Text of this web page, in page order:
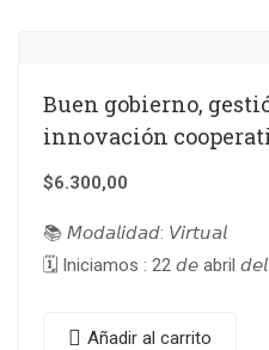
Buen gobierno,
innovación
$6.300,00
📚 𝘔𝘰𝘥𝘢𝘭𝘪𝘥𝘢𝘥: 𝘝𝘪𝘳𝘵𝘶𝘢𝘭
🗓 Iniciamos : 22 𝘥𝘦 abril
Añadir al carrito